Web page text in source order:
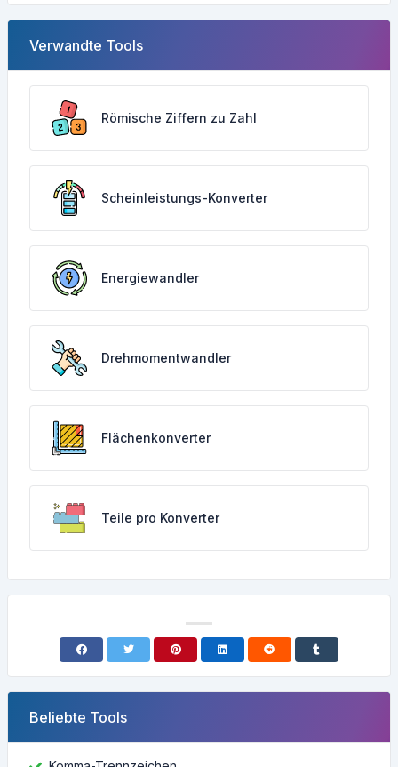
Verwandte Tools
Römische Ziffern zu Zahl
Scheinleistungs-Konverter
Energiewandler
Drehmomentwandler
Flächenkonverter
Teile pro Konverter
Beliebte Tools